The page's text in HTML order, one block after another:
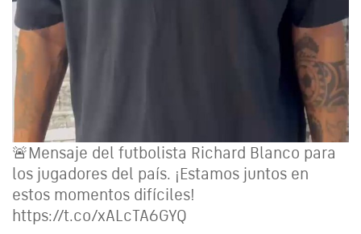
🚨Mensaje del futbolista Richard Blanco para
los jugadores del país. ¡Estamos juntos en
estos momentos difíciles!
https://t.co/xALcTA6GYQ